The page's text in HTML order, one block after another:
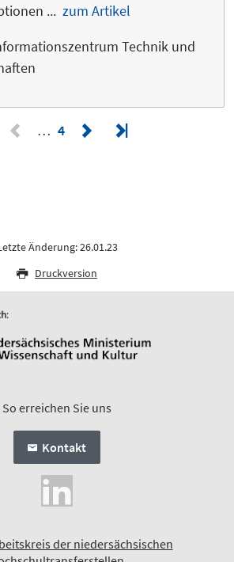
... zum Artikel
Technik und
… 4
Änderung: 26.01.23
Druckversion
So erreichen Sie uns
Kontakt
der niedersächsischen